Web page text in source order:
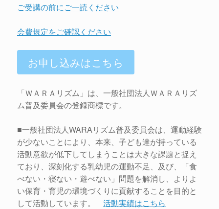
ご受講の前にご一読ください
会費規定をご確認ください
お申し込みはこちら
「ＷＡＲＡリズム」は、一般社団法人ＷＡＲＡリズ
ム普及委員会の登録商標です。
■一般社団法人WARAリズム普及委員会は、運動経験
が少ないことにより、本来、子ども達が持っている
活動意欲が低下してしまうことは大きな課題と捉え
ており、深刻化する乳幼児の運動不足、及び、「食
べない・寝ない・遊べない」問題を解消し、よりよ
い保育・育児の環境づくりに貢献することを目的と
して活動しています。 活動実績はこちら